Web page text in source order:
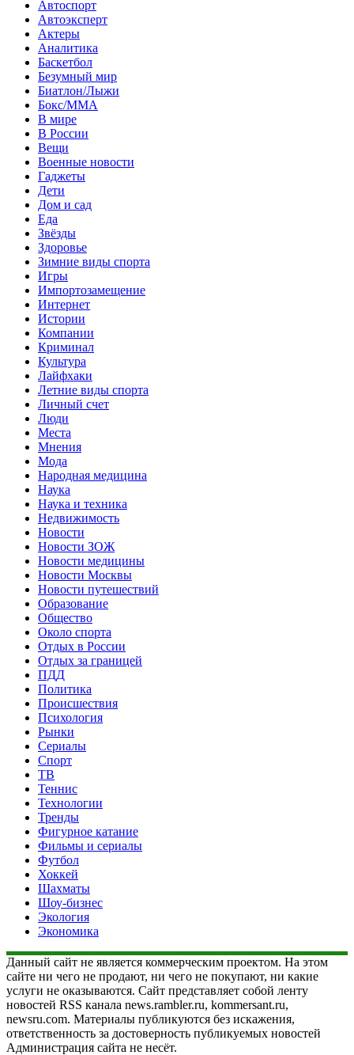
Автоспорт
Автоэксперт
Актеры
Аналитика
Баскетбол
Безумный мир
Биатлон/Лыжи
Бокс/MMA
В мире
В России
Вещи
Военные новости
Гаджеты
Дети
Дом и сад
Еда
Звёзды
Здоровье
Зимние виды спорта
Игры
Импортозамещение
Интернет
Истории
Компании
Криминал
Культура
Лайфхаки
Летние виды спорта
Личный счет
Люди
Места
Мнения
Мода
Народная медицина
Наука
Наука и техника
Недвижимость
Новости
Новости ЗОЖ
Новости медицины
Новости Москвы
Новости путешествий
Образование
Общество
Около спорта
Отдых в России
Отдых за границей
ПДД
Политика
Происшествия
Психология
Рынки
Сериалы
Спорт
ТВ
Теннис
Технологии
Тренды
Фигурное катание
Фильмы и сериалы
Футбол
Хоккей
Шахматы
Шоу-бизнес
Экология
Экономика
Данный сайт не является коммерческим проектом. На этом
сайте ни чего не продают, ни чего не покупают, ни какие
услуги не оказываются. Сайт представляет собой ленту
новостей RSS канала news.rambler.ru, kommersant.ru,
newsru.com. Материалы публикуются без искажения,
ответственность за достоверность публикуемых новостей
Администрация сайта не несёт.